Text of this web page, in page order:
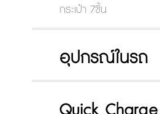
กระเป๋า 7ชิ้น
อุปกรณ์ในรถ